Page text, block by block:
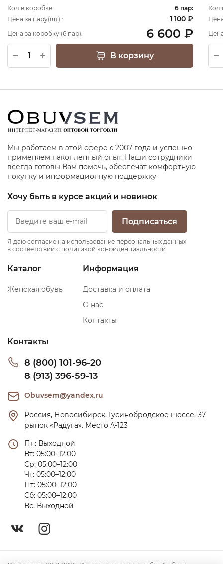
Кол.в коробке
6 пар:
Цена за пару(шт).:
1 100 ₽
Цена за коробку (6 пар): 6 600 ₽
В корзину
Мы работаем в этой сфере с 2007 года и успешно
применяем накопленный опыт. Наши сотрудники
всегда готовы Вам помочь, обеспечат комфортную
покупку и информационную поддержку
Хочу быть в курсе акций и новинок
Подписаться
Я даю согласие на использование персональных данных
в соответствии с политикой конфиденциальности
Каталог
Женская обувь
Информация
Доставка и оплата
О нас
Контакты
Контакты
8 (800) 101-96-20
8 (913) 396-59-13
Obuvsem@yandex.ru
Россия, Новосибирск, Гусинобродское шоссе, 37
рынок «Радуга». Место А-123
Пн: Выходной
Вт: 05:00–12:00
Ср: 05:00–12:00
Чт: 05:00–12:00
Пт: 05:00–12:00
Сб: 05:00–12:00
Вс: Выходной